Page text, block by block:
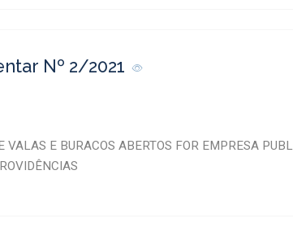
Nº 2/2021
VALAS E BURACOS ABERTOS FOR EMPRESA